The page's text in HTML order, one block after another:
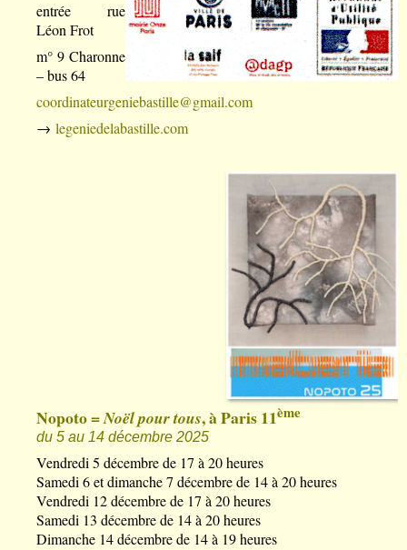
entrée rue
Léon Frot
m° 9 Charonne
– bus 64
coordinateurgeniebastille@gmail.com
→ legeniedelabastille.com
Nopoto =Noël pour tous, à Paris 11ème
du 5 au 14 décembre 2025
Vendredi 5 décembre de 17 à 20 heures
Samedi 6 et dimanche 7 décembre de 14 à 20 heures
Vendredi 12 décembre de 17 à 20 heures
Samedi 13 décembre de 14 à 20 heures
Dimanche 14 décembre de 14 à 19 heures